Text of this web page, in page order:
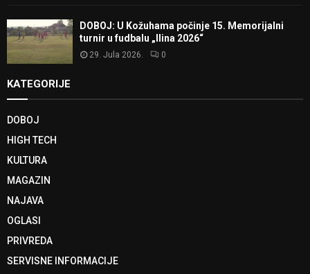
DOBOJ: U Kožuhama počinje 15. Memorijalni
turnir u fudbalu „Ilina 2026“
29. Jula 2026. 0
KATEGORIJE
DOBOJ
HIGH TECH
KULTURA
MAGAZIN
NAJAVA
OGLASI
PRIVREDA
SERVISNE INFORMACIJE